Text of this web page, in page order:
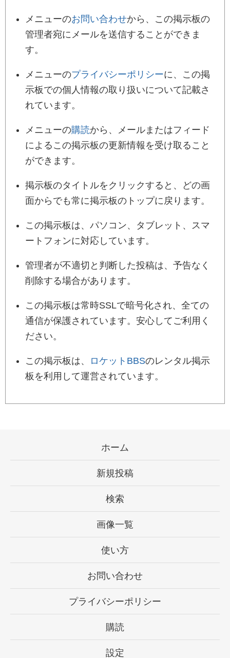
メニューのお問い合わせから、この掲示板の
管理者宛にメールを送信することができま
す。
メニューのプライバシーポリシーに、この掲
示板での個人情報の取り扱いについて記載さ
れています。
メニューの購読から、メールまたはフィード
によるこの掲示板の更新情報を受け取ること
ができます。
掲示板のタイトルをクリックすると、どの画
面からでも常に掲示板のトップに戻ります。
この掲示板は、パソコン、タブレット、スマ
ートフォンに対応しています。
管理者が不適切と判断した投稿は、予告なく
削除する場合があります。
この掲示板は常時SSLで暗号化され、全ての
通信が保護されています。安心してご利用く
ださい。
この掲示板は、 ロケットBBSのレンタル掲示
板を利用して運営されています。
ホーム
新規投稿
検索
画像一覧
使い方
お問い合わせ
プライバシーポリシー
購読
設定